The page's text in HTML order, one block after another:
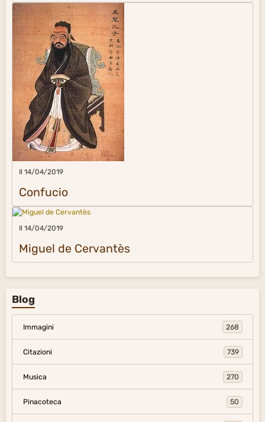
Il 14/04/2019
Confucio
Il 14/04/2019
Miguel de Cervantès
Blog
Immagini 268
Citazioni 739
Musica 270
Pinacoteca 50